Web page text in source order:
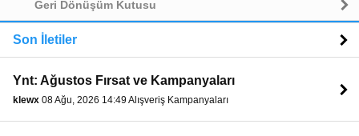
Geri Dönüşüm Kutusu
Son İletiler
Ynt: Ağustos Fırsat ve Kampanyaları
klewx 08 Ağu, 2026 14:49 Alışveriş Kampanyaları